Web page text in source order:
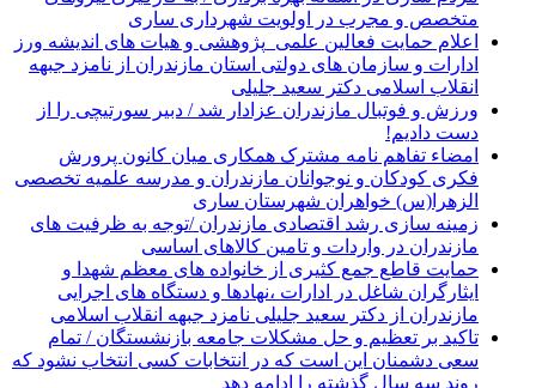
متخصص و مجرب در اولویت شهرداری ساری
اعلام حمایت فعالین علمی_پژوهشی و هیات های اندیشه ورز
ادارات و سازمان های دولتی استان مازندران از نامزد جبهه
انقلاب اسلامی دکتر سعید جلیلی
ورزش و فوتبال مازندران عزادار شد / دبیر سورتیچی را از
دست دادیم!
امضاء تفاهم نامه مشترک همکاری میان کانون پرورش
فکری کودکان و نوجوانان مازندران و مدرسه علمیه تخصصی
الزهرا(س) خواهران شهرستان ساری
زمینه سازی رشد اقتصادی مازندران /توجه به ظرفیت های
مازندران در واردات و تامین کالاهای اساسی
حمایت قاطع جمع کثیری از خانواده های معظم شهدا و
ایثارگران شاغل در ادارات ،نهادها و دستگاه های اجرایی
مازندران از دکتر سعید جلیلی نامزد جبهه انقلاب اسلامی
تاکید بر تعظیم و حل مشکلات جامعه بازنشستگان / تمام
سعی دشمنان این است که در انتخابات کسی انتخاب نشود که
روند سه سال گذشته را ادامه دهد